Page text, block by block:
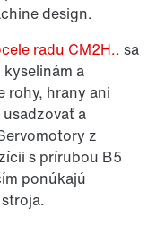
design.
radu CM2H.. sa
a
rohy, hrany ani
a
z
s prírubou B5
ponúkajú